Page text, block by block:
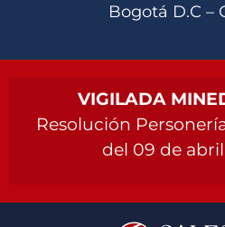
Bogotá D.C –
VIGILADA
Resolución
del 09 de